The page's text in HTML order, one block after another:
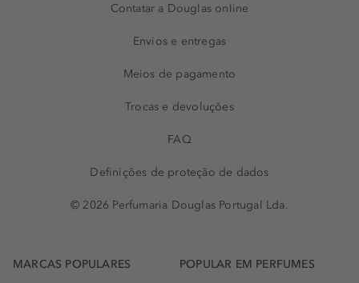
Contatar a Douglas online
Envios e entregas
Meios de pagamento
Trocas e devoluções
FAQ
Definições de proteção de dados
© 2026 Perfumaria Douglas Portugal Lda.
MARCAS POPULARES POPULAR EM PERFUMES